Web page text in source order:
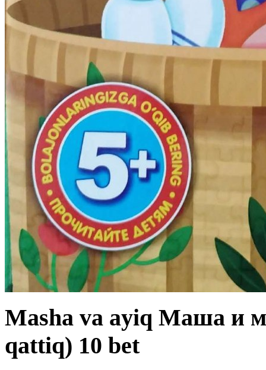
Masha va ayiq Маша и
qattiq) 10 bet